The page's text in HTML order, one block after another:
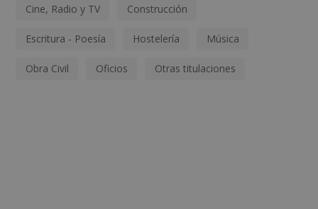
Cine, Radio y TV Construcción
Escritura - Poesía Hostelería Música
Obra Civil Oficios Otras titulaciones